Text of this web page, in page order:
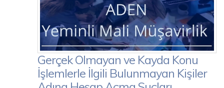
Gerçek Olmayan ve Kayda Konu
İşlemlerle İlgili Bulunmayan Kişiler